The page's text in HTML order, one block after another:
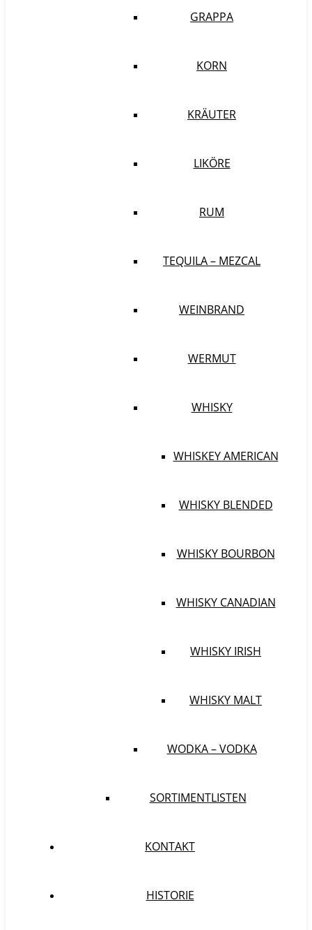
GRAPPA
KORN
KRÄUTER
LIKÖRE
RUM
TEQUILA – MEZCAL
WEINBRAND
WERMUT
WHISKY
WHISKEY AMERICAN
WHISKY BLENDED
WHISKY BOURBON
WHISKY CANADIAN
WHISKY IRISH
WHISKY MALT
WODKA – VODKA
SORTIMENTLISTEN
KONTAKT
HISTORIE